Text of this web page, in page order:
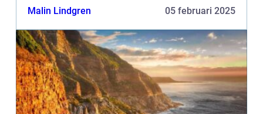
inte...
Malin Lindgren 05 februari 2025